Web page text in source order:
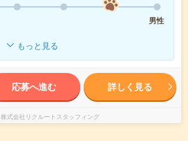
男性
もっと見る
応募へ進む 詳しく見る
株式会社リクルートスタッフィング